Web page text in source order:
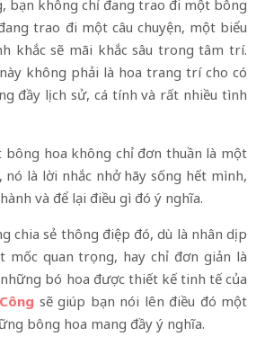
bạn không chỉ đang trao đi một bông
trao đi một câu chuyện, một biểu
khắc sẽ mãi khắc sâu trong tâm trí.
không phải là hoa trang trí cho có
đầy lịch sử, cá tính và rất nhiều tình
hoa không chỉ đơn thuần là một
là lời nhắc nhở hãy sống hết mình,
và để lại điều gì đó ý nghĩa.
chia sẻ thông điệp đó, dù là nhân dịp
mốc quan trọng, hay chỉ đơn giản là
bó hoa được thiết kế tinh tế của
sẽ giúp bạn nói lên điều đó một
bông hoa mang đầy ý nghĩa.